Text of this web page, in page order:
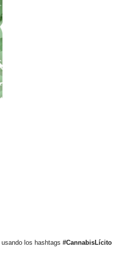
los hashtags #CannabisLícito